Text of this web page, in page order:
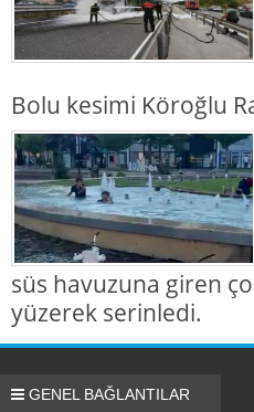
Bolu kesimi Köroğlu
süs havuzuna giren
yüzerek serinledi.
GENEL BAĞLANTILAR